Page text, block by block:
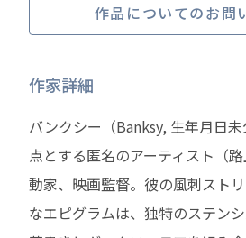
作品についてのお問
作家詳細
バンクシー（Banksy, 生年月日
点とする匿名のアーティスト（
動家、映画監督。彼の風刺スト
なエピグラムは、独特のステン